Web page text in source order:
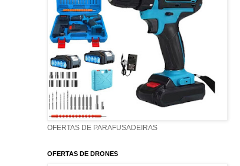
OFERTAS DE PARAFUSADEIRAS
OFERTAS DE DRONES